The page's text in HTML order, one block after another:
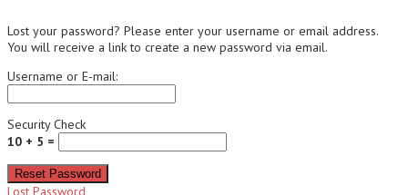
Lost your password? Please enter your username or email address.
You will receive a link to create a new password via email.
Username or E-mail:
Security Check
10 + 5 =
Reset Password
Lost Password